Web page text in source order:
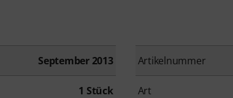
September 2013 Artikelnummer
1 Stück Art